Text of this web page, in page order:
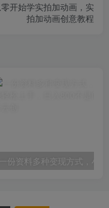
开始学实拍加动画，实
拍加动画创意教程